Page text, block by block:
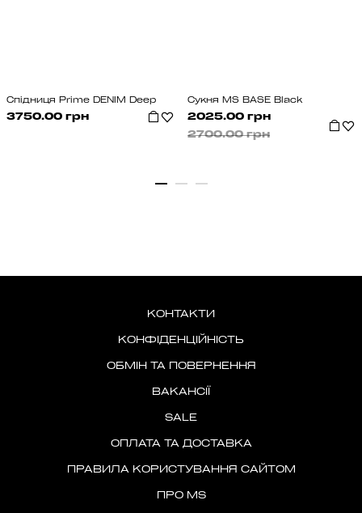
Спідниця Prime DENIM Deep
3750.00 грн
Сукня MS BASE Black
2025.00 грн
2700.00 грн
КОНТАКТИ
КОНФІДЕНЦІЙНІСТЬ
ОБМІН ТА ПОВЕРНЕННЯ
ВАКАНСІЇ
SALE
ОПЛАТА ТА ДОСТАВКА
ПРАВИЛА КОРИСТУВАННЯ САЙТОМ
ПРО MS